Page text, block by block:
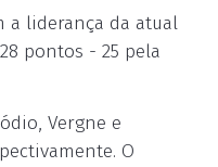
a liderança da atual
pontos - 25 pela
Vergne e
O